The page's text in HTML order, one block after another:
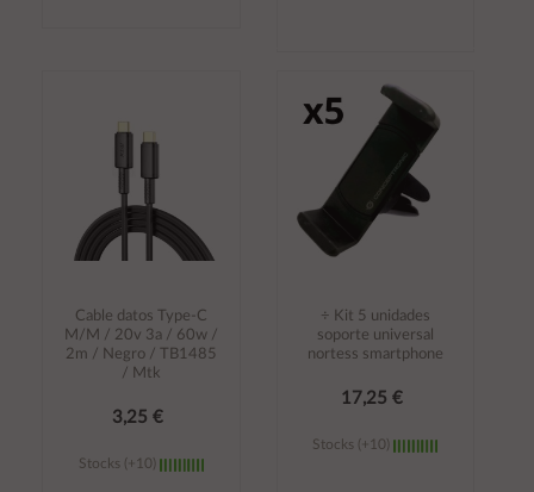
carrito
Cable datos Type-C
M/M / 20v 3a / 60w /
2m / Negro / TB1485
/ Mtk
3,25 €
Stocks (+10)
÷ Kit 5 unidades
soporte universal
nortess smartphone
17,25 €
Stocks (+10)